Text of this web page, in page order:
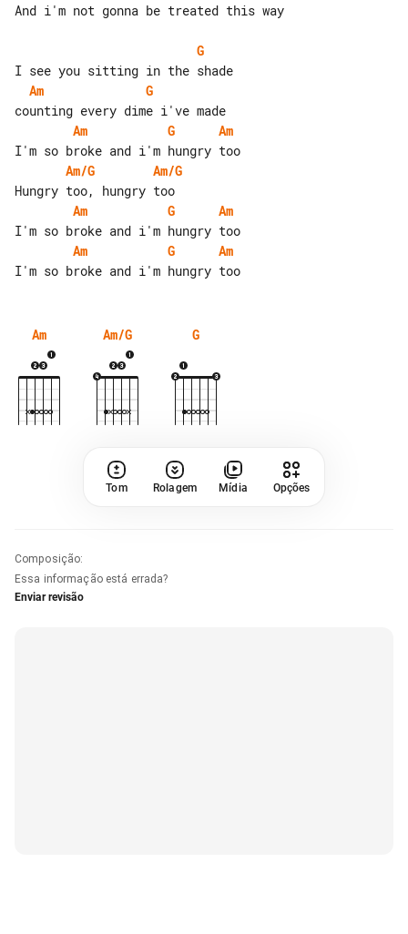
And i'm not gonna be treated this way
G
Am
G
Am
G
Am
Am/G
Am/G
Am
G
Am
Am
G
Am
Am Am/G G
Tom Rolagem Mídia Opções
Composição:
Essa informação está errada?
Enviar revisão